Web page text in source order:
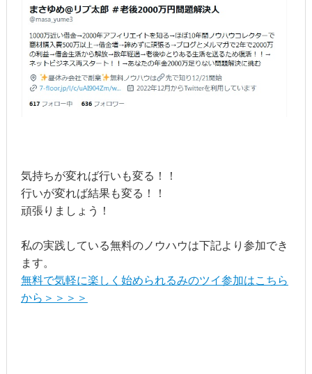
気持ちが変れば行いも変る！！
行いが変れば結果も変る！！
頑張りましょう！
私の実践している無料のノウハウは下記より参加でき
ます。
無料で気軽に楽しく始められるみのツイ参加はこちら
から＞＞＞＞